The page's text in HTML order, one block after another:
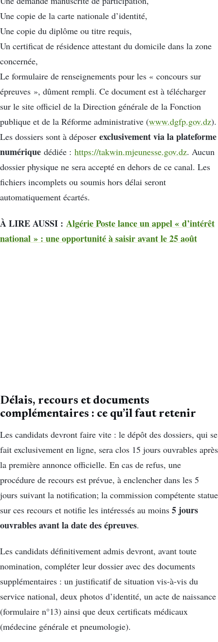
Une copie de la carte nationale d’identité,
Une copie du diplôme ou titre requis,
Un certificat de résidence attestant du domicile dans la zone
concernée,
Le formulaire de renseignements pour les « concours sur
épreuves », dûment rempli. Ce document est à télécharger
sur le site officiel de la Direction générale de la Fonction
publique et de la Réforme administrative (www.dgfp.gov.dz).
Les dossiers sont à déposer exclusivement via la plateforme
numérique dédiée : https://takwin.mjeunesse.gov.dz. Aucun
dossier physique ne sera accepté en dehors de ce canal. Les
fichiers incomplets ou soumis hors délai seront
automatiquement écartés.
À LIRE AUSSI : Algérie Poste lance un appel « d’intérêt
national » : une opportunité à saisir avant le 25 août
Délais, recours et documents
complémentaires : ce qu’il faut retenir
Les candidats devront faire vite : le dépôt des dossiers, qui se
fait exclusivement en ligne, sera clos 15 jours ouvrables après
la première annonce officielle. En cas de refus, une
procédure de recours est prévue, à enclencher dans les 5
jours suivant la notification; la commission compétente statue
sur ces recours et notifie les intéressés au moins 5 jours
ouvrables avant la date des épreuves.
Les candidats définitivement admis devront, avant toute
nomination, compléter leur dossier avec des documents
supplémentaires : un justificatif de situation vis-à-vis du
service national, deux photos d’identité, un acte de naissance
(formulaire n°13) ainsi que deux certificats médicaux
(médecine générale et pneumologie).